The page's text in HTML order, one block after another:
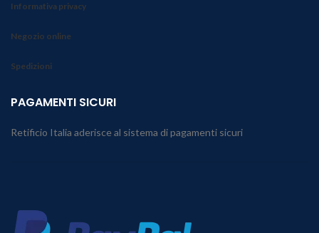
Informativa privacy
Negozio online
Spedizioni
PAGAMENTI SICURI
Retificio Italia aderisce al sistema di pagamenti sicuri